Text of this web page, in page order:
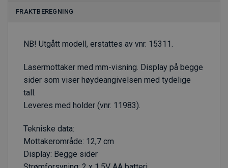
FRAKTBEREGNING
NB! Utgått modell, erstattes av vnr. 15311.
Lasermottaker med mm-visning. Display på begge
sider som viser høydeangivelsen med tydelige
tall.
Leveres med holder (vnr. 11983).
Tekniske data:
Mottakerområde: 12,7 cm
Display: Begge sider